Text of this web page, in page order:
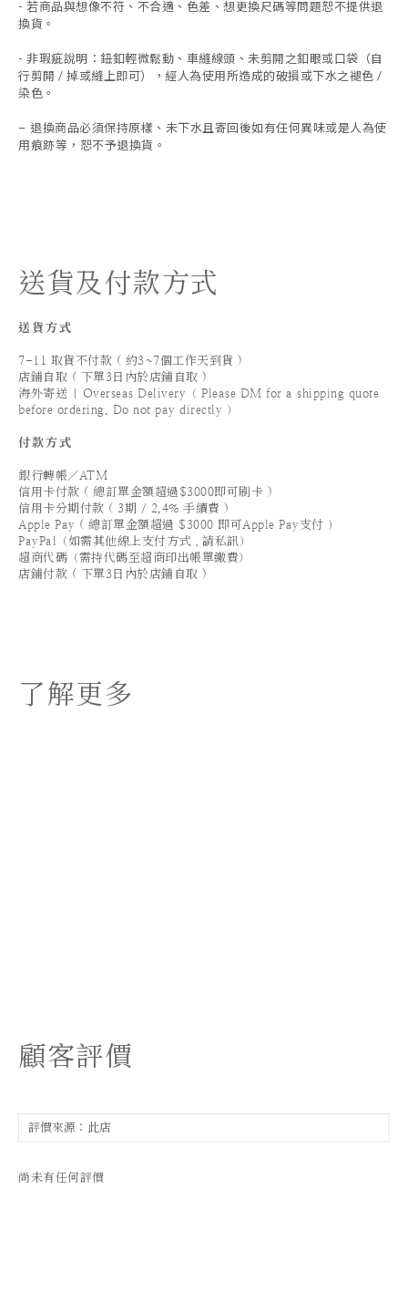
- 若商品與想像不符、不合適、色差、想更換尺碼等問題恕不提供退
換貨。
- 非瑕疵說明：鈕釦輕微鬆動、車縫線頭、未剪開之釦眼或口袋（自
行剪開 / 掉或縫上即可），經人為使用所造成的破損或下水之褪色 /
染色。
- 退換商品必須保持原樣、未下水且寄回後如有任何異味或是人為使
用痕跡等 ， 恕不予退換貨。
送貨及付款方式
送貨方式
7-11 取貨不付款 ( 約3~7個工作天到貨 )
店鋪自取 ( 下單3日內於店鋪自取 )
海外寄送 | Overseas Delivery（ Please DM for a shipping quote
before ordering. Do not pay directly ）
付款方式
銀行轉帳／ATM
信用卡付款 ( 總訂單金額超過$3000即可刷卡 )
信用卡分期付款 ( 3期 / 2.4% 手續費 )
Apple Pay ( 總訂單金額超過 $3000 即可Apple Pay支付 ）
PayPal（如需其他線上支付方式，請私訊）
超商代碼（需持代碼至超商印出帳單繳費）
店鋪付款 ( 下單3日內於店鋪自取 )
了解更多
顧客評價
尚未有任何評價